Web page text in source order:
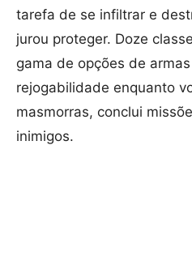
tarefa de se infiltrar e
jurou proteger. Doze
gama de opções de
rejogabilidade enquanto
masmorras, conclui
inimigos.